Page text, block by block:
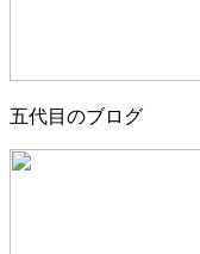
五代目のブログ